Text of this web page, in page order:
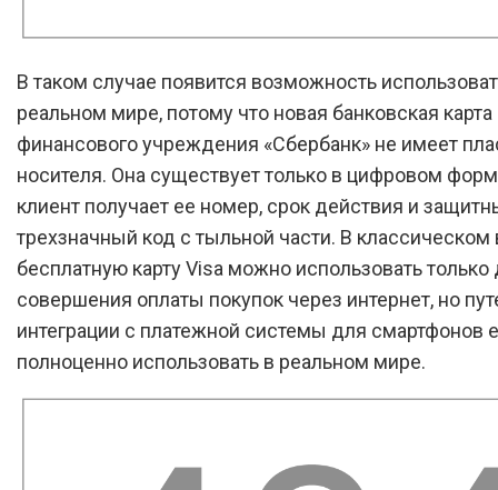
В таком случае появится возможность
реальном мире, потому что новая банковская карта
финансового учреждения «Сбербанк» не имеет
носителя. Она существует только в цифровом
клиент получает ее номер, срок действия и
трехзначный код с тыльной части. В классическом
бесплатную карту Visa можно использовать только
совершения оплаты покупок через интернет, но
интеграции с платежной системы для смартфонов
полноценно использовать в реальном мире.